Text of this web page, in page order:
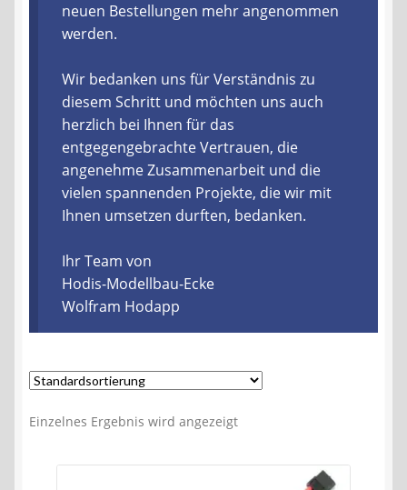
Gutschein
Batterien- und Akku Verordnung
Elektro- und Elektronikgeräte Verordnung
Öle- und Schmierstoff Verordnung
Vereine & Foren
Kontakt
neuen Bestellungen mehr angenommen
werden.
Wir bedanken uns für Verständnis zu
diesem Schritt und möchten uns auch
herzlich bei Ihnen für das
entgegengebrachte Vertrauen, die
angenehme Zusammenarbeit und die
vielen spannenden Projekte, die wir mit
Ihnen umsetzen durften, bedanken.
Ihr Team von
Hodis-Modellbau-Ecke
Wolfram Hodapp
Einzelnes Ergebnis wird angezeigt